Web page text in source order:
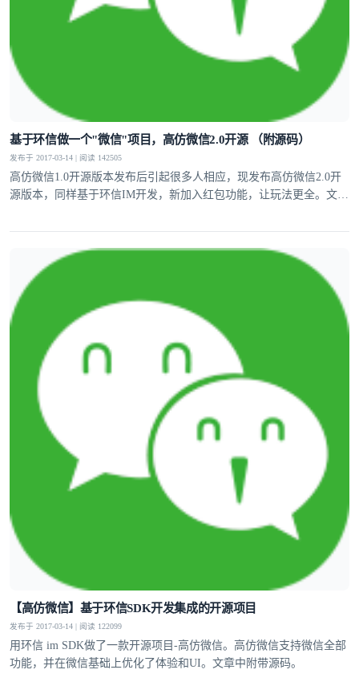
基于环信做一个"微信"项目，高仿微信2.0开源 （附源码）
发布于 2017-03-14 | 阅读 142505
高仿微信1.0开源版本发布后引起很多人相应，现发布高仿微信2.0开
源版本，同样基于环信IM开发，新加入红包功能，让玩法更全。文章
【高仿微信】基于环信SDK开发集成的开源项目
发布于 2017-03-14 | 阅读 122099
用环信 im SDK做了一款开源项目-高仿微信。高仿微信支持微信全部
功能，并在微信基础上优化了体验和UI。文章中附带源码。